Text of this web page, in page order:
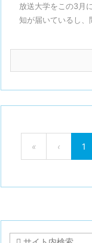
放送大学をこの3月
知が届いているし、
« ‹ 1